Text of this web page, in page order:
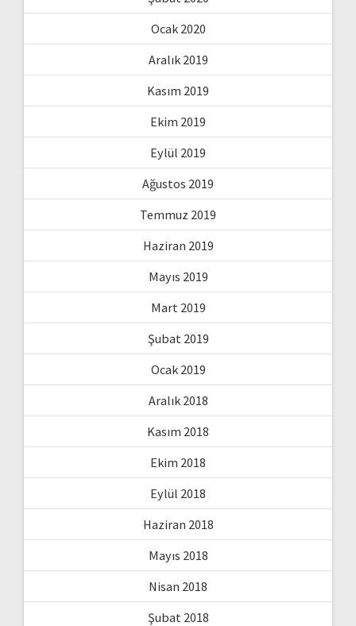
Ocak 2020
Aralık 2019
Kasım 2019
Ekim 2019
Eylül 2019
Ağustos 2019
Temmuz 2019
Haziran 2019
Mayıs 2019
Mart 2019
Şubat 2019
Ocak 2019
Aralık 2018
Kasım 2018
Ekim 2018
Eylül 2018
Haziran 2018
Mayıs 2018
Nisan 2018
Şubat 2018